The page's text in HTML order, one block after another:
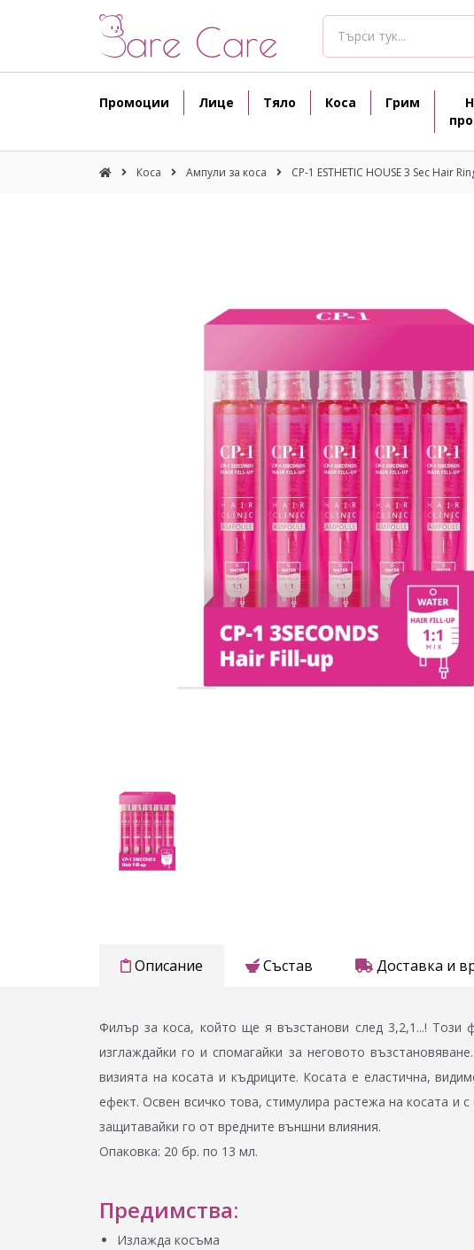
Промоции Лице Тяло Коса Грим
Коса Ампули за коса CP-1 ESTHETIC HOUSE 3 Sec Hair
Описание Състав Доставка и
Филър за коса, който ще я възстанови след 3,2,1...! Този
изглаждайки го и спомагайки за неговото
визията на косата и къдриците. Косата е еластична,
ефект. Освен всичко това, стимулира растежа на косата и
защитавайки го от вредните външни влияния.
Опаковка: 20 бр. по 13 мл.
Предимства:
Излажда косъма